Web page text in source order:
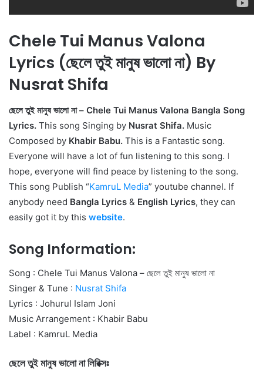
Chele Tui Manus Valona
Lyrics (ছেলে তুই মানুষ ভালো না) By
Nusrat Shifa
ছেলে তুই মানুষ ভালো না – Chele Tui Manus Valona Bangla Song
Lyrics. This song Singing by Nusrat Shifa. Music
Composed by Khabir Babu. This is a Fantastic song.
Everyone will have a lot of fun listening to this song. I
hope, everyone will find peace by listening to the song.
This song Publish “KamruL Media” youtube channel. If
anybody need Bangla Lyrics & English Lyrics, they can
easily got it by this website.
Song Information:
Song : Chele Tui Manus Valona – ছেলে তুই মানুষ ভালো না
Singer & Tune : Nusrat Shifa
Lyrics : Johurul Islam Joni
Music Arrangement : Khabir Babu
Label : KamruL Media
ছেলে তুই মানুষ ভালো না লিরিক্সঃ